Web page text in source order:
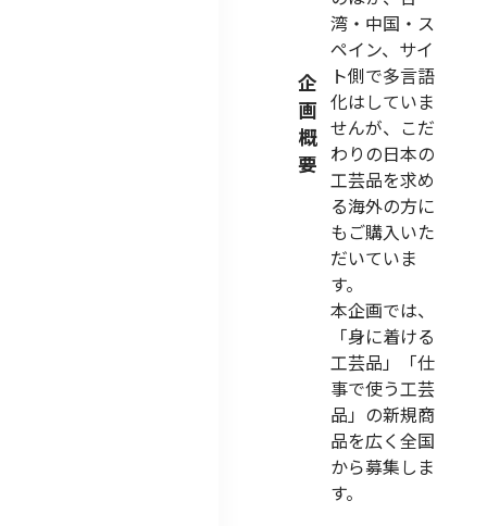
企
画
概
要
湾・中国・ス
ペイン、サイ
ト側で多言語
化はしていま
せんが、こだ
わりの日本の
工芸品を求め
る海外の方に
もご購入いた
だいていま
す。
本企画では、
「身に着ける
工芸品」「仕
事で使う工芸
品」の新規商
品を広く全国
から募集しま
す。